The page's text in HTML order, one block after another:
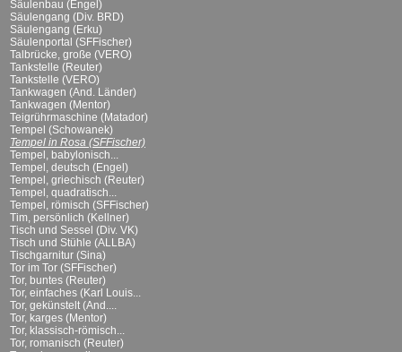
Säulenbau (Engel)
Säulengang (Div. BRD)
Säulengang (Erku)
Säulenportal (SFFischer)
Talbrücke, große (VERO)
Tankstelle (Reuter)
Tankstelle (VERO)
Tankwagen (And. Länder)
Tankwagen (Mentor)
Teigrührmaschine (Matador)
Tempel (Schowanek)
Tempel in Rosa (SFFischer)
Tempel, babylonisch...
Tempel, deutsch (Engel)
Tempel, griechisch (Reuter)
Tempel, quadratisch...
Tempel, römisch (SFFischer)
Tim, persönlich (Kellner)
Tisch und Sessel (Div. VK)
Tisch und Stühle (ALLBA)
Tischgarnitur (Sina)
Tor im Tor (SFFischer)
Tor, buntes (Reuter)
Tor, einfaches (Karl Louis...
Tor, gekünstelt (And....
Tor, karges (Mentor)
Tor, klassisch-römisch...
Tor, romanisch (Reuter)